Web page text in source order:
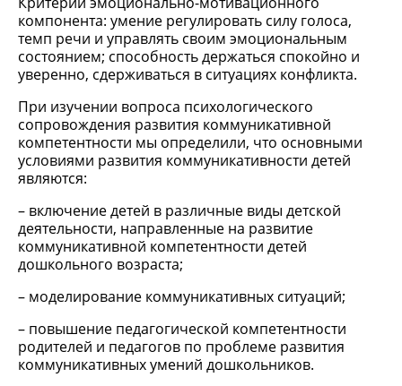
компонента: умение регулировать силу голоса,
темп речи и управлять своим эмоциональным
состоянием; способность держаться спокойно и
уверенно, сдерживаться в ситуациях конфликта.
При изучении вопроса психологического
сопровождения развития коммуникативной
компетентности мы определили, что основными
условиями развития коммуникативности детей
являются:
– включение детей в различные виды детской
деятельности, направленные на развитие
коммуникативной компетентности детей
дошкольного возраста;
– моделирование коммуникативных ситуаций;
– повышение педагогической компетентности
родителей и педагогов по проблеме развития
коммуникативных умений дошкольников.